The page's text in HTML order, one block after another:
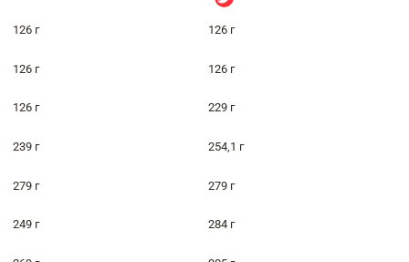
126 г 126 г
126 г 126 г
126 г 229 г
239 г 254,1 г
279 г 279 г
249 г 284 г